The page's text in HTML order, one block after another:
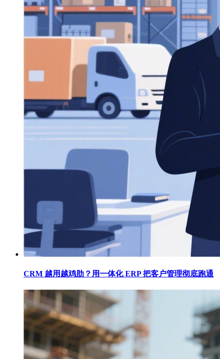
CRM 越用越鸡肋？用一体化 ERP 把客户管理彻底跑通